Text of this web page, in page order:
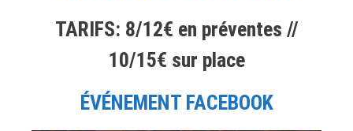
TARIFS: 8/12€ en préventes //
10/15€ sur place
ÉVÉNEMENT FACEBOOK